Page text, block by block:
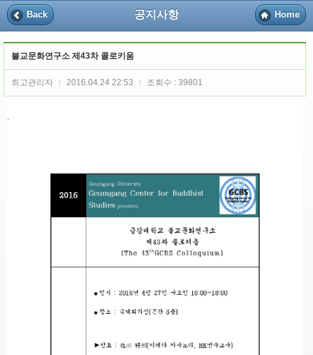
Back 공지사항 Home
불교문화연구소 제43차 콜로키움
최고관리자 2016.04.24 22:53 조회수 : 39801
.